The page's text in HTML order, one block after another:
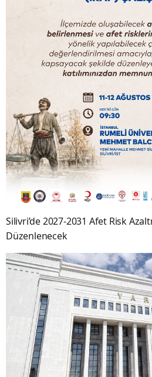
Silivri’de 2027-2031 Afet Risk
Düzenlenecek